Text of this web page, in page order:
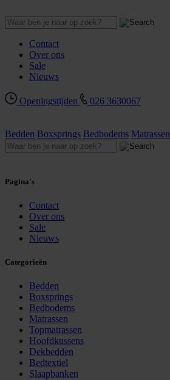
Contact
Over ons
Sale
Nieuws
Openingstijden 026 3630067
Bedden Boxsprings Bedbodems Matrassen
Pagina's
Contact
Over ons
Sale
Nieuws
Categorieën
Bedden
Boxsprings
Bedbodems
Matrassen
Topmatrassen
Hoofdkussens
Dekbedden
Bedtextiel
Slaapbanken